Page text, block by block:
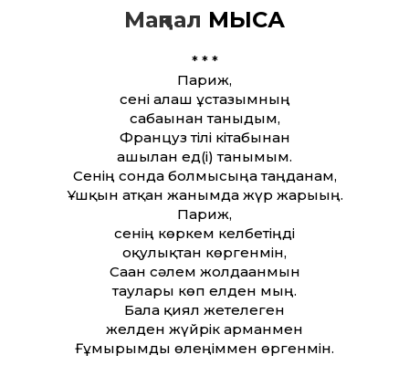
Мақпал МЫСА
* * *
Париж,
сені алғаш ұстазымның
сабағынан таныдым,
Француз тілі кітабынан
ашылған ед(і) танымым.
Сенің сонда болмысыңа таңданғам,
Ұшқын атқан жанымда жүр жарығың.
Париж,
сенің көркем келбетіңді
оқулықтан көргенмін,
Саған сәлем жолдағанмын
таулары көп елден мың.
Бала қиял жетелеген
желден жүйрік арманмен
Ғұмырымды өлеңіммен өргенмін.